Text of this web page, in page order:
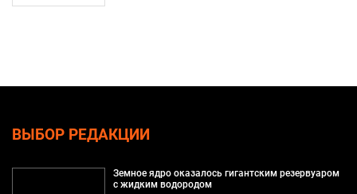
ВЫБОР РЕДАКЦИИ
Земное ядро оказалось гигантским резервуаром
с жидким водородом